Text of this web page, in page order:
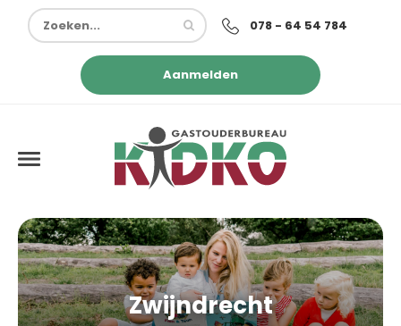
078 - 64 54 784
Aanmelden
Zwijndrecht